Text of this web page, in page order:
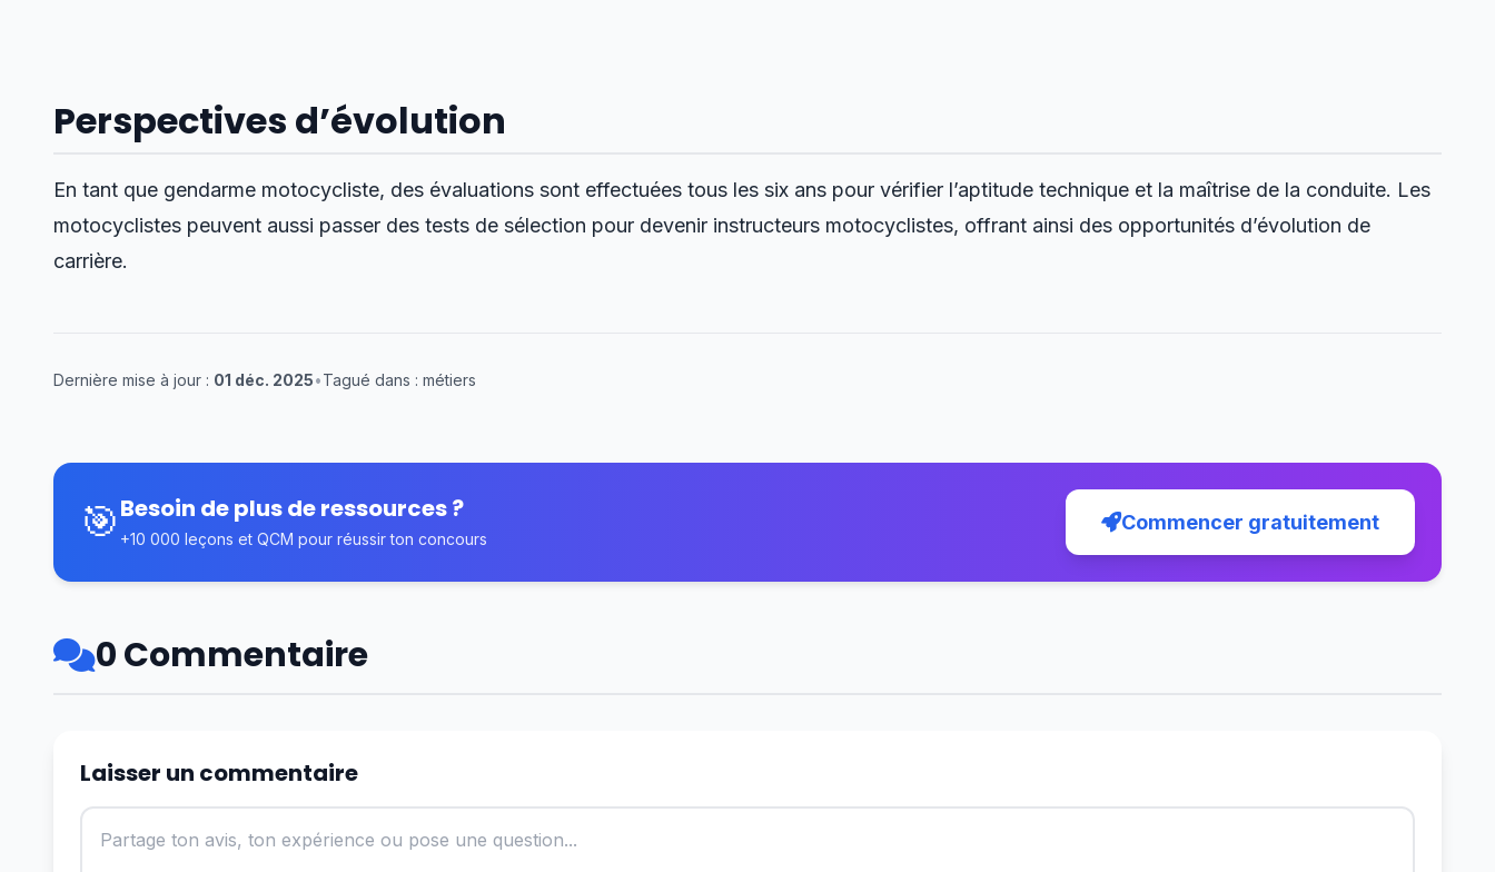
Perspectives d’évolution
En tant que gendarme motocycliste, des évaluations sont effectuées tous les six ans pour vérifier l’aptitude technique et la maîtrise de la conduite. Les
motocyclistes peuvent aussi passer des tests de sélection pour devenir instructeurs motocyclistes, offrant ainsi des opportunités d’évolution de
carrière.
Dernière mise à jour : 01 déc. 2025•Tagué dans : métiers
🎯Besoin de plus de ressources ?
+10 000 leçons et QCM pour réussir ton concours
Commencer gratuitement
0 Commentaire
Laisser un commentaire